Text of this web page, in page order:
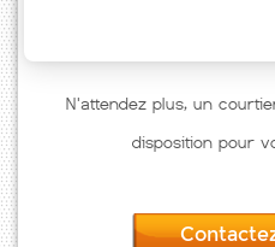
N'attendez plus, un
disposition pour